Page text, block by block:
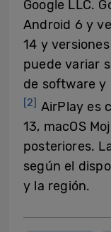
Google LLC.
Android 6 y
14 y
puede variar
de software y
[2] AirPlay es
13, macOS
posteriores.
según el
y la región.